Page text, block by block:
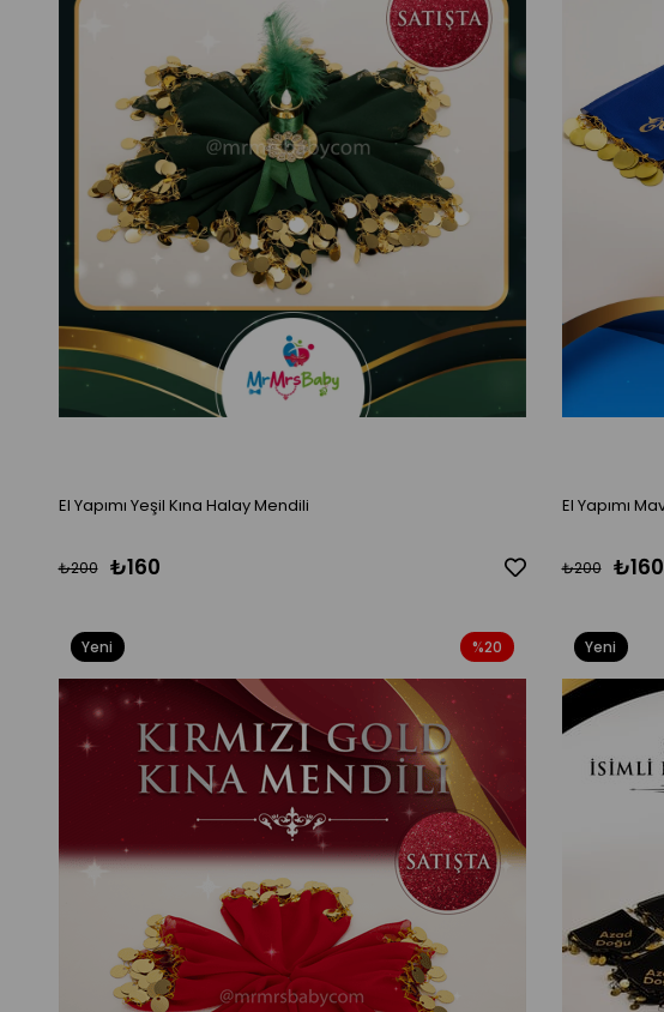
El Yapımı Yeşil Kına Halay Mendili
₺160
₺200 ₺160
₺200
%20
Yeni
Ürün
Yeni
Ürün